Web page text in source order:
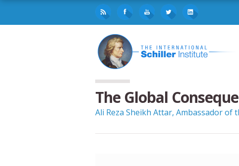
The Global
Ali Reza Sheikh Attar, Ambassador of